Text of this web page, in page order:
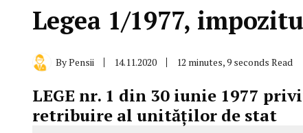
Legea 1/1977,
ByPensii 14.11.2020 12 minutes, 9 seconds Read
LEGE nr. 1 din 30 iunie 1977
retribuire al unităţilor de stat